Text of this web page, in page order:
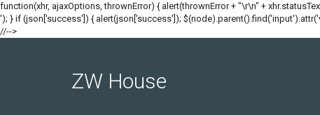
function(xhr, ajaxOptions, thrownError) { alert(thrownError + "\r\n" +
'); } if (json['success']) { alert(json['success']);
//-->
ZW House